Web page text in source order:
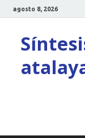
agosto 8, 2026